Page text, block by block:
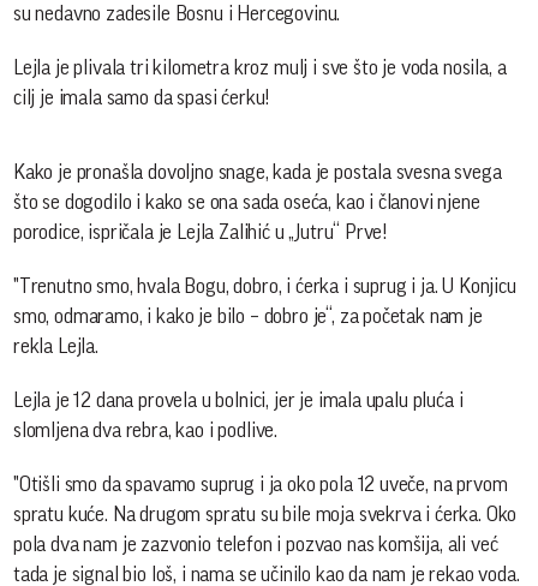
su nedavno zadesile Bosnu i Hercegovinu.
Lejla je plivala tri kilometra kroz mulj i sve što je voda nosila, a
cilj je imala samo da spasi ćerku!
Kako je pronašla dovoljno snage, kada je postala svesna svega
što se dogodilo i kako se ona sada oseća, kao i članovi njene
porodice, ispričala je Lejla Zalihić u „Jutru“ Prve!
"Trenutno smo, hvala Bogu, dobro, i ćerka i suprug i ja. U Konjicu
smo, odmaramo, i kako je bilo – dobro je“, za početak nam je
rekla Lejla.
Lejla je 12 dana provela u bolnici, jer je imala upalu pluća i
slomljena dva rebra, kao i podlive.
"Otišli smo da spavamo suprug i ja oko pola 12 uveče, na prvom
spratu kuće. Na drugom spratu su bile moja svekrva i ćerka. Oko
pola dva nam je zazvonio telefon i pozvao nas komšija, ali već
tada je signal bio loš, i nama se učinilo kao da nam je rekao voda.